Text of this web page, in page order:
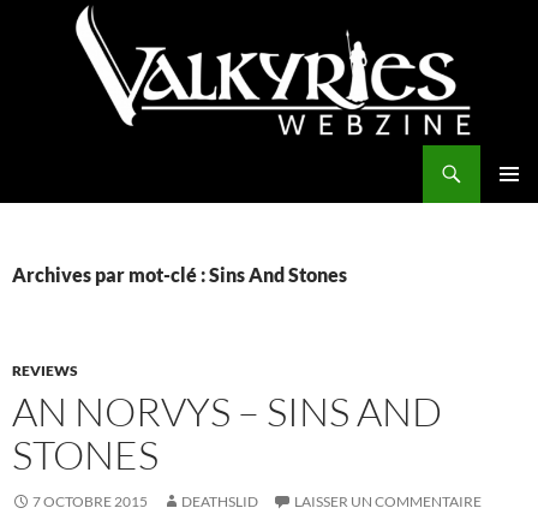
Archives par mot-clé : Sins And Stones
REVIEWS
AN NORVYS – SINS AND
STONES
7 OCTOBRE 2015 DEATHSLID LAISSER UN COMMENTAIRE